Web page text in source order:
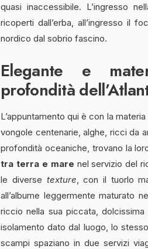
quasi inaccessibile. L’ingresso
ricoperti dall’erba, all’ingresso il
nordico dal sobrio fascino.
Elegante e
profondità
L’appuntamento qui è con la materia
vongole centenarie, alghe, ricci da
profondità oceaniche, trovano la
tra terra e mare nel servizio del
le diverse texture , con il tuorlo
all’albume leggermente maturato
riccio nella sua piccata, dolcissima
isolamento dato dal luogo, lo
scampi spaziano in due servizi